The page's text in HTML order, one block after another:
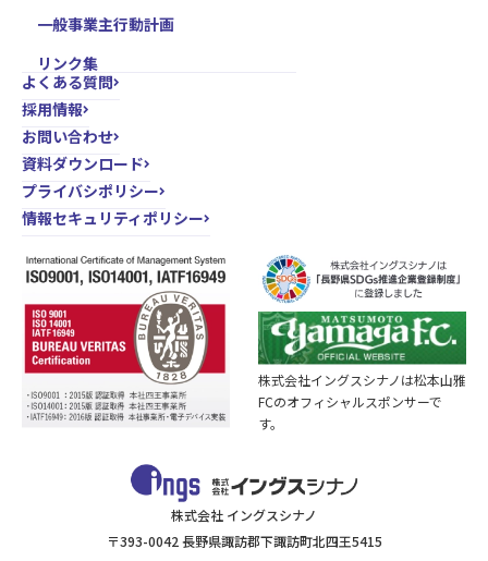
一般事業主行動計画
リンク集
よくある質問
採用情報
お問い合わせ
資料ダウンロード
プライバシポリシー
情報セキュリティポリシー
株式会社イングスシナノは松本山雅
FCのオフィシャルスポンサーで
す。
株式会社 イングスシナノ
〒393-0042 長野県諏訪郡下諏訪町北四王5415